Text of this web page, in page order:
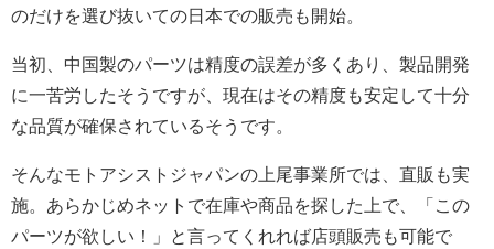
のだけを選び抜いての日本での販売も開始。
当初、中国製のパーツは精度の誤差が多くあり、製品開発
に一苦労したそうですが、現在はその精度も安定して十分
な品質が確保されているそうです。
そんなモトアシストジャパンの上尾事業所では、直販も実
施。あらかじめネットで在庫や商品を探した上で、「この
パーツが欲しい！」と言ってくれれば店頭販売も可能で